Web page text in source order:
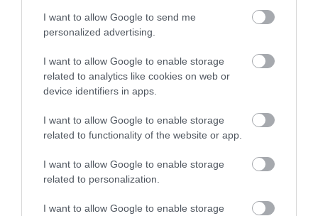
I want to allow Google to send me
personalized advertising.
I want to allow Google to enable storage
related to analytics like cookies on web or
device identifiers in apps.
I want to allow Google to enable storage
related to functionality of the website or app.
I want to allow Google to enable storage
related to personalization.
I want to allow Google to enable storage
OLASZORSZÁG PROGRAMAJÁNLÓ REPÜLŐ REPÜLŐJÁRAT
TERMÁL UTAZÁS
VAKCINAÚTLEVÉL VIDEÓ VÉLEMÉNY
ÚJRANYITÁS
MR SPABOOK